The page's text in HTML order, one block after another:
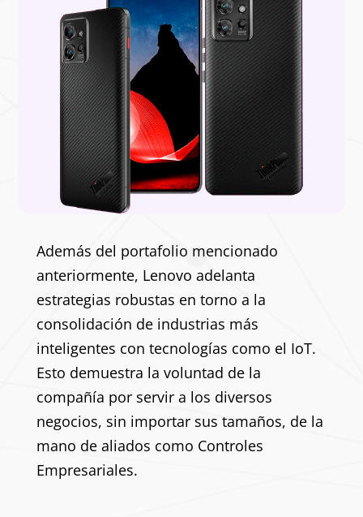
Además del portafolio mencionado
anteriormente, Lenovo adelanta
estrategias robustas en torno a la
consolidación de industrias más
inteligentes con tecnologías como el IoT.
Esto demuestra la voluntad de la
compañía por servir a los diversos
negocios, sin importar sus tamaños, de la
mano de aliados como Controles
Empresariales.